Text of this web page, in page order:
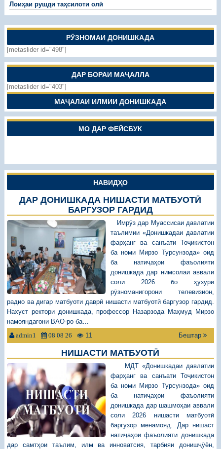
Лоиҳаи рушди таҳсилоти олӣ
РӮЗНОМАИ ДОНИШКАДА
[metaslider id="498"]
ДАР БОРАИ МАҶАЛЛА
[metaslider id="403"]
МАҶАЛАИ ИЛМИИ ДОНИШКАДА
МО ДАР ФЕЙСБУК
НАВИДҲО
ДАР ДОНИШКАДА НИШАСТИ МАТБУОТӢ
БАРГУЗОР ГАРДИД
Имрӯз дар Муассисаи давлатии
таълимии «Донишкадаи давлатии
фарҳанг ва санъати Тоҷикистон
ба номи Мирзо Турсунзода» оид
ба натиҷаҳои фаъолияти
донишкада дар нимсолаи аввали
соли 2026 бо ҳузури
рӯзноманигорони телевизион,
радио ва дигар матбуоти даврӣ нишасти матбуотӣ баргузор гардид.
Нахуст ректори донишкада, профессор Назарзода Маҳмуд Мирзо
намояндагони ВАО-ро ба…
admin1 08 08 26 11 Бештар
НИШАСТИ МАТБУОТӢ
МДТ «Донишкадаи давлатии
фарҳанг ва санъати Тоҷикистон
ба номи Мирзо Турсунзода» оид
ба натиҷаҳои фаъолияти
донишкада дар шашмоҳаи аввали
соли 2026 нишасти матбуотӣ
баргузор менамояд. Дар нишаст
натиҷаҳои фаъолияти донишкада
дар самтҳои таълим, илм ва инноватсия, тарбияи донишҷӯён,